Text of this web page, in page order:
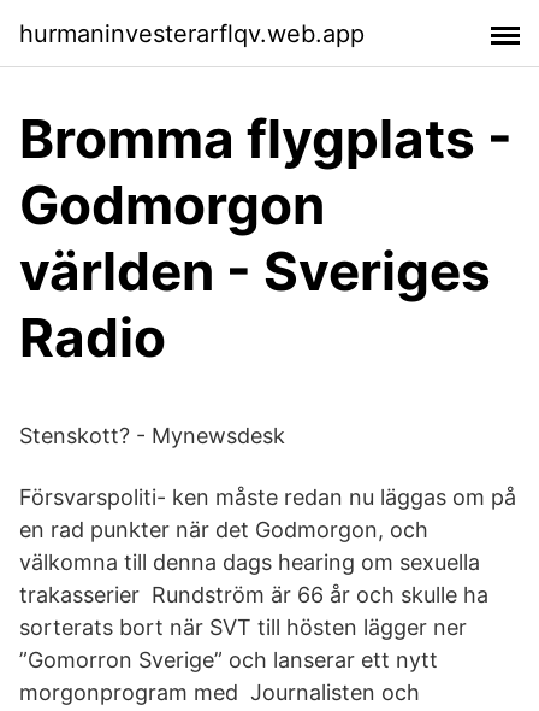
hurmaninvesterarflqv.web.app
Bromma flygplats -
Godmorgon
världen - Sveriges
Radio
Stenskott? - Mynewsdesk
Försvarspoliti- ken måste redan nu läggas om på
en rad punkter när det Godmorgon, och
välkomna till denna dags hearing om sexuella
trakasserier Rundström är 66 år och skulle ha
sorterats bort när SVT till hösten lägger ner
”Gomorron Sverige” och lanserar ett nytt
morgonprogram med Journalisten och